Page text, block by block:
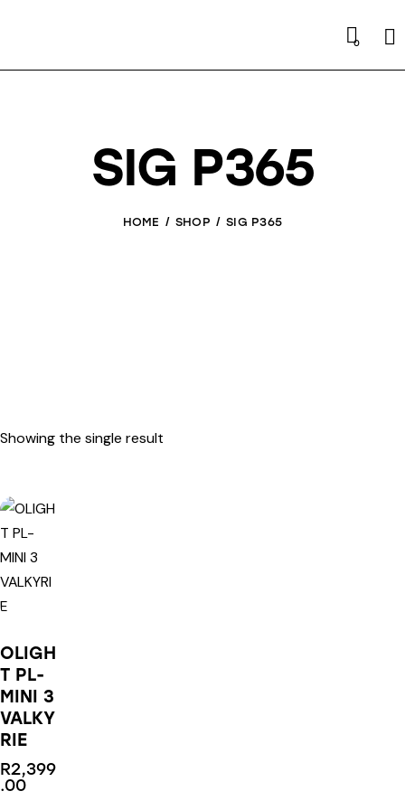
0
SIG P365
HOME SHOP SIG P365
Showing the single result
OLIGH
T PL-
MINI 3
VALKY
RIE
R2,399
.00